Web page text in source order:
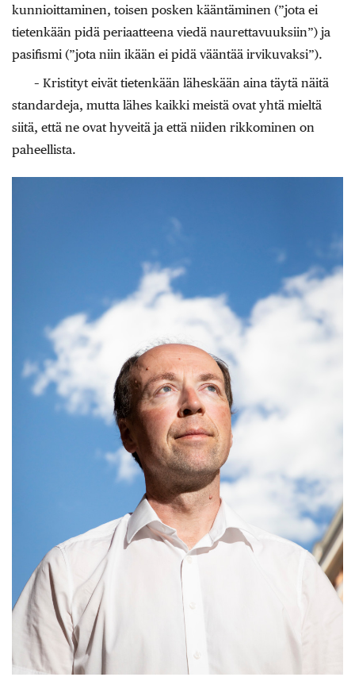
kunnioittaminen, toisen posken kääntäminen (”jota ei
tietenkään pidä periaatteena viedä naurettavuuksiin”) ja
pasifismi (”jota niin ikään ei pidä vääntää irvikuvaksi”).
– Kristityt eivät tietenkään läheskään aina täytä näitä
standardeja, mutta lähes kaikki meistä ovat yhtä mieltä
siitä, että ne ovat hyveitä ja että niiden rikkominen on
paheellista.